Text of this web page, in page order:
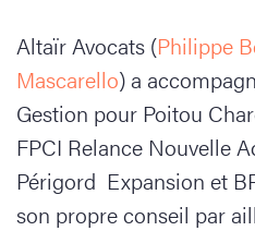
Altaïr Avocats (Philippe
Mascarello) a
Gestion pour Poitou
FPCI Relance Nouvelle
Périgord Expansion et
son propre conseil par